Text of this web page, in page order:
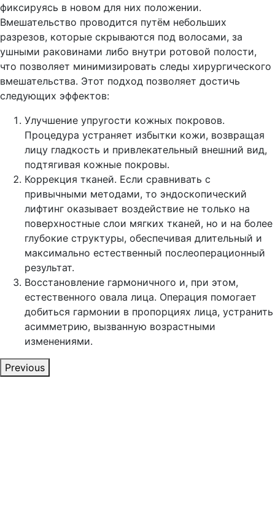
фиксируясь в новом для них положении.
Вмешательство проводится путём небольших
разрезов, которые скрываются под волосами, за
ушными раковинами либо внутри ротовой полости,
что позволяет минимизировать следы хирургического
вмешательства. Этот подход позволяет достичь
следующих эффектов:
Улучшение упругости кожных покровов.
Процедура устраняет избытки кожи, возвращая
лицу гладкость и привлекательный внешний вид,
подтягивая кожные покровы.
Коррекция тканей. Если сравнивать с
привычными методами, то эндоскопический
лифтинг оказывает воздействие не только на
поверхностные слои мягких тканей, но и на более
глубокие структуры, обеспечивая длительный и
максимально естественный послеоперационный
результат.
Восстановление гармоничного и, при этом,
естественного овала лица. Операция помогает
добиться гармонии в пропорциях лица, устранить
асимметрию, вызванную возрастными
изменениями.
Previous